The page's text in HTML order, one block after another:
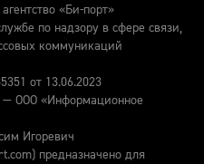
«Би-порт»
по надзору в сфере связи,
коммуникаций
от 13.06.2023
— ООО «Информационное
Игоревич
предназначено для